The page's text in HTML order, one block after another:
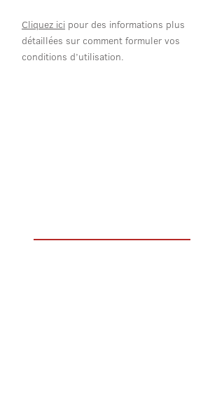
Cliquez ici pour des informations plus
détaillées sur comment formuler vos
conditions d’utilisation.